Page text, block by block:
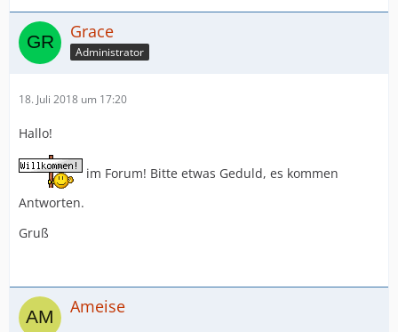
Grace
Administrator
18. Juli 2018 um 17:20
Hallo!
im Forum! Bitte etwas Geduld, es kommen
Antworten.
Gruß
Ameise